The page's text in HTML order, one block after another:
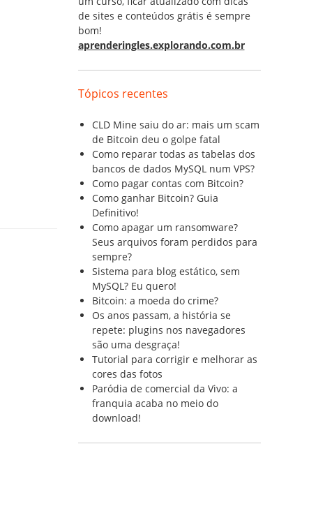
de sites e conteúdos grátis é sempre
bom!
aprenderingles.explorando.com.br
Tópicos recentes
CLD Mine saiu do ar: mais um scam
de Bitcoin deu o golpe fatal
Como reparar todas as tabelas dos
bancos de dados MySQL num VPS?
Como pagar contas com Bitcoin?
Como ganhar Bitcoin? Guia
Definitivo!
Como apagar um ransomware?
Seus arquivos foram perdidos para
sempre?
Sistema para blog estático, sem
MySQL? Eu quero!
Bitcoin: a moeda do crime?
Os anos passam, a história se
repete: plugins nos navegadores
são uma desgraça!
Tutorial para corrigir e melhorar as
cores das fotos
Paródia de comercial da Vivo: a
franquia acaba no meio do
download!